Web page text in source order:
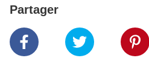
Partager